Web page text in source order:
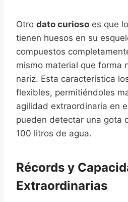
Otro dato curioso es que
tienen huesos en su
compuestos
mismo material que forma
nariz. Esta característica
flexibles, permitiéndoles
agilidad extraordinaria en
pueden detectar una gota
100 litros de agua.
Récords y
Extraordinarias